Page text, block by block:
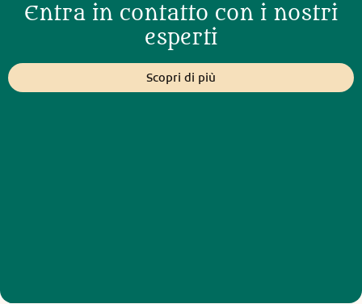
Entra in contatto con i nostri
esperti
Scopri di più